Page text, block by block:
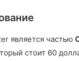
является частью
стоит 60